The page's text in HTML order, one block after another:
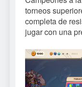
torneos
completa de
jugar con una